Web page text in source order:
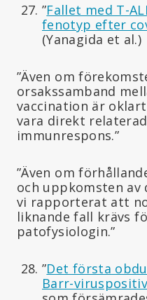
”Fallet med T-
fenotyp efter
(Yanagida et al.)
”Även om
orsakssamband
vaccination är
vara direkt
immunrespons.”
”Även om
och uppkomsten
vi rapporterat att
liknande fall krävs
patofysiologin.”
”Det första
Barr-